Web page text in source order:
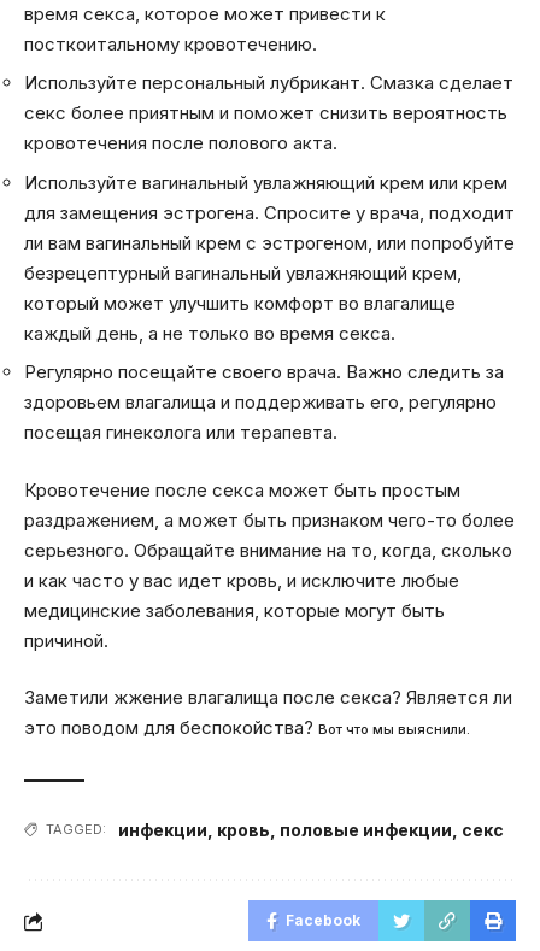
время секса, которое может привести к
посткоитальному кровотечению.
Используйте персональный лубрикант. Смазка сделает
секс более приятным и поможет снизить вероятность
кровотечения после полового акта.
Используйте вагинальный увлажняющий крем или крем
для замещения эстрогена. Спросите у врача, подходит
ли вам вагинальный крем с эстрогеном, или попробуйте
безрецептурный вагинальный увлажняющий крем,
который может улучшить комфорт во влагалище
каждый день, а не только во время секса.
Регулярно посещайте своего врача. Важно следить за
здоровьем влагалища и поддерживать его, регулярно
посещая гинеколога или терапевта.
Кровотечение после секса может быть простым
раздражением, а может быть признаком чего-то более
серьезного. Обращайте внимание на то, когда, сколько
и как часто у вас идет кровь, и исключите любые
медицинские заболевания, которые могут быть
причиной.
Заметили жжение влагалища после секса? Является ли
это поводом для беспокойства? Вот что мы выяснили.
TAGGED: инфекции кровь половые инфекции секс
Facebook